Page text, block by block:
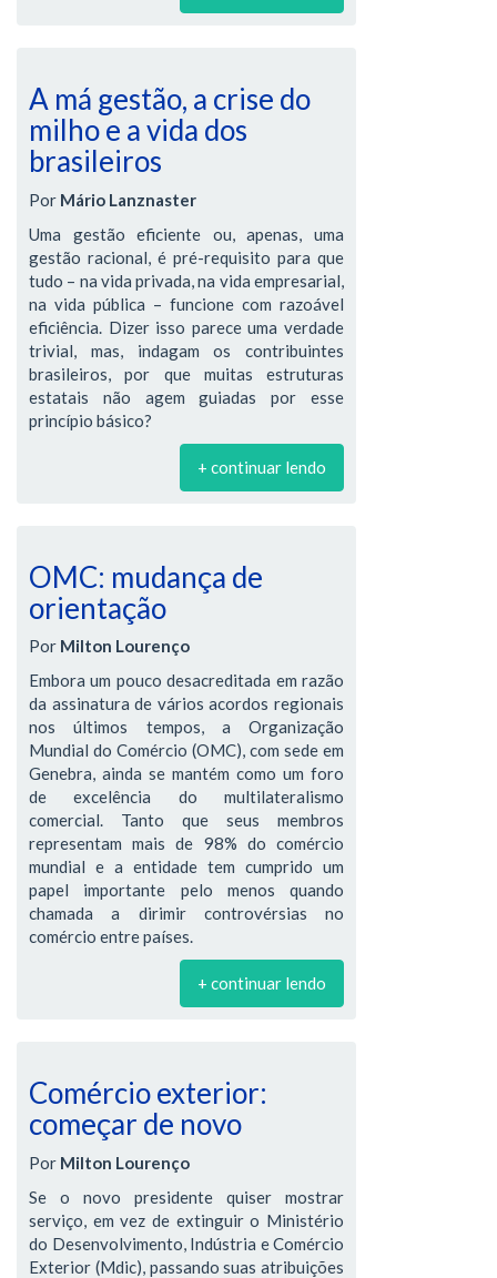
A má gestão, a crise do
milho e a vida dos
brasileiros
Por Mário Lanznaster
Uma gestão eficiente ou, apenas, uma
gestão racional, é pré-requisito para que
tudo – na vida privada, na vida empresarial,
na vida pública – funcione com razoável
eficiência. Dizer isso parece uma verdade
trivial, mas, indagam os contribuintes
brasileiros, por que muitas estruturas
estatais não agem guiadas por esse
princípio básico?
+ continuar lendo
OMC: mudança de
orientação
Por Milton Lourenço
Embora um pouco desacreditada em razão
da assinatura de vários acordos regionais
nos últimos tempos, a Organização
Mundial do Comércio (OMC), com sede em
Genebra, ainda se mantém como um foro
de excelência do multilateralismo
comercial. Tanto que seus membros
representam mais de 98% do comércio
mundial e a entidade tem cumprido um
papel importante pelo menos quando
chamada a dirimir controvérsias no
comércio entre países.
+ continuar lendo
Comércio exterior:
começar de novo
Por Milton Lourenço
Se o novo presidente quiser mostrar
serviço, em vez de extinguir o Ministério
do Desenvolvimento, Indústria e Comércio
Exterior (Mdic), passando suas atribuições